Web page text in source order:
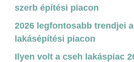
szerb építési piacon
2026 legfontosabb trendjei
lakásépítési piacon
Ilyen volt a cseh lakáspiac